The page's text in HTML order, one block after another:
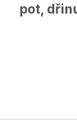
pot,